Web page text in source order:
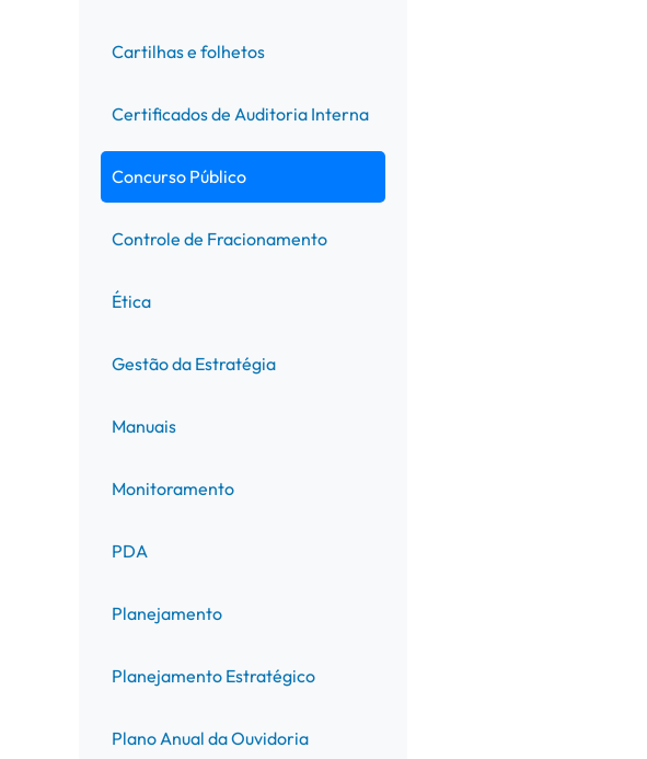
Cartilhas e folhetos
Certificados de Auditoria Interna
Concurso Público
Controle de Fracionamento
Ética
Gestão da Estratégia
Manuais
Monitoramento
PDA
Planejamento
Planejamento Estratégico
Plano Anual da Ouvidoria